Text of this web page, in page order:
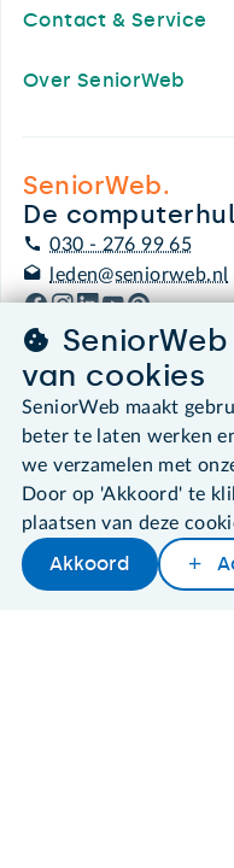
Later lezen
Contact & Service
Over SeniorWeb
SeniorWeb.
De
030 - 276 99 65
leden@seniorweb.nl
©2026 SeniorWeb
Algemene voorwaarden
Cookies en cookie-
Disclaimer
Privacybeleid
About SeniorWeb
van cookies
SeniorWeb maakt
beter te laten werken
we verzamelen met
Door op 'Akkoord' te
plaatsen van deze
Akkoord